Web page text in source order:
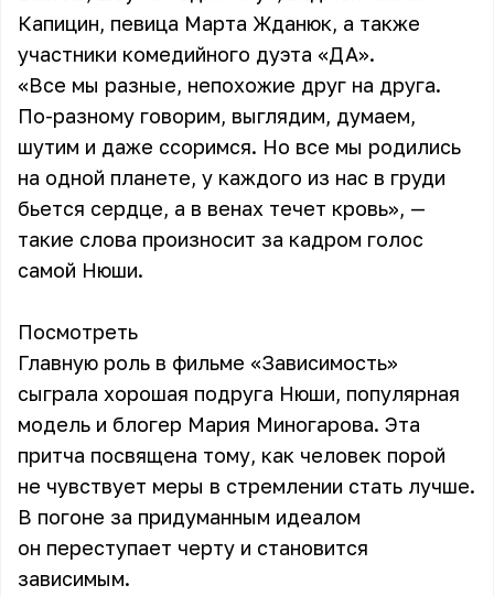
Капицин, певица Марта Жданюк, а также
участники комедийного дуэта «ДА».
«Все мы разные, непохожие друг на друга.
По-разному говорим, выглядим, думаем,
шутим и даже ссоримся. Но все мы родились
на одной планете, у каждого из нас в груди
бьется сердце, а в венах течет кровь», —
такие слова произносит за кадром голос
самой Нюши.
Посмотреть
Главную роль в фильме «Зависимость»
сыграла хорошая подруга Нюши, популярная
модель и блогер Мария Миногарова. Эта
притча посвящена тому, как человек порой
не чувствует меры в стремлении стать лучше.
В погоне за придуманным идеалом
он переступает черту и становится
зависимым.